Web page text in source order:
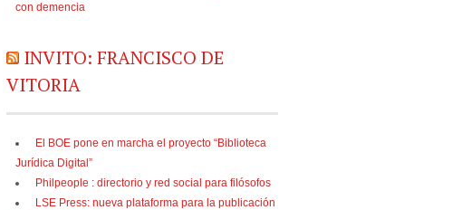
con demencia
INVITO: FRANCISCO DE
VITORIA
El BOE pone en marcha el proyecto “Biblioteca
Jurídica Digital”
Philpeople : directorio y red social para filósofos
LSE Press: nueva plataforma para la publicación